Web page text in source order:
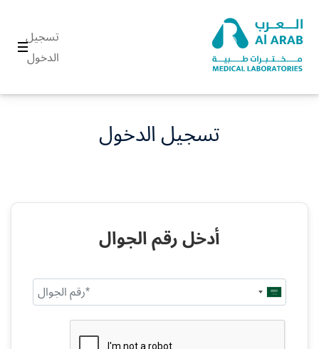
تسجيل
الدخول
تسجيل الدخول
أدخل رقم الجوال
Saudi
Arabia